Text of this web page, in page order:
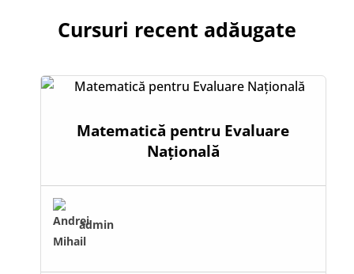
Cursuri recent adăugate
Matematică pentru Evaluare
Națională
admin